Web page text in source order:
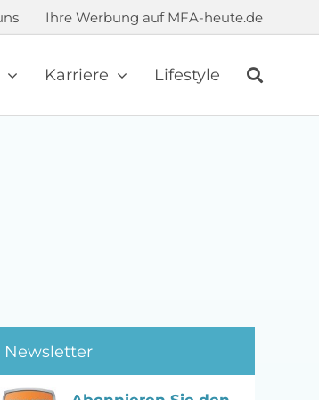
Ihre Werbung auf MFA-heute.de
Karriere Lifestyle
Newsletter